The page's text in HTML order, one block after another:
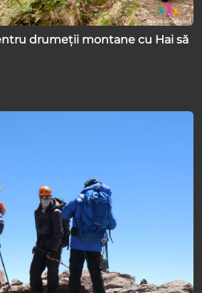
drumeții montane cu Hai să